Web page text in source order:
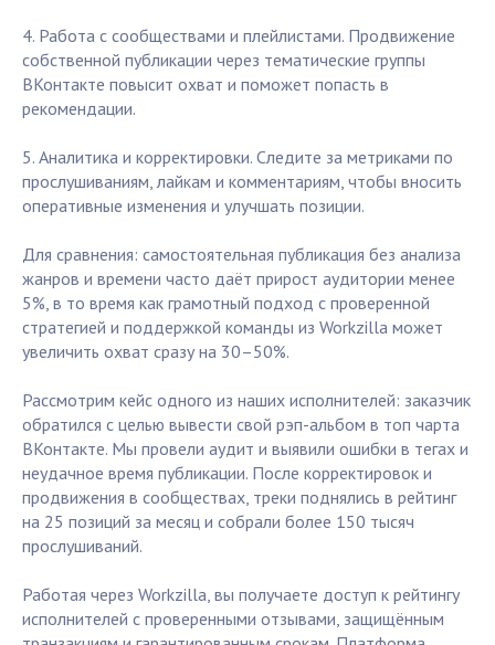
4. Работа с сообществами и плейлистами. Продвижение
собственной публикации через тематические группы
ВКонтакте повысит охват и поможет попасть в
рекомендации.
5. Аналитика и корректировки. Следите за метриками по
прослушиваниям, лайкам и комментариям, чтобы вносить
оперативные изменения и улучшать позиции.
Для сравнения: самостоятельная публикация без анализа
жанров и времени часто даёт прирост аудитории менее
5%, в то время как грамотный подход с проверенной
стратегией и поддержкой команды из Workzilla может
увеличить охват сразу на 30–50%.
Рассмотрим кейс одного из наших исполнителей: заказчик
обратился с целью вывести свой рэп-альбом в топ чарта
ВКонтакте. Мы провели аудит и выявили ошибки в тегах и
неудачное время публикации. После корректировок и
продвижения в сообществах, треки поднялись в рейтинг
на 25 позиций за месяц и собрали более 150 тысяч
прослушиваний.
Работая через Workzilla, вы получаете доступ к рейтингу
исполнителей с проверенными отзывами, защищённым